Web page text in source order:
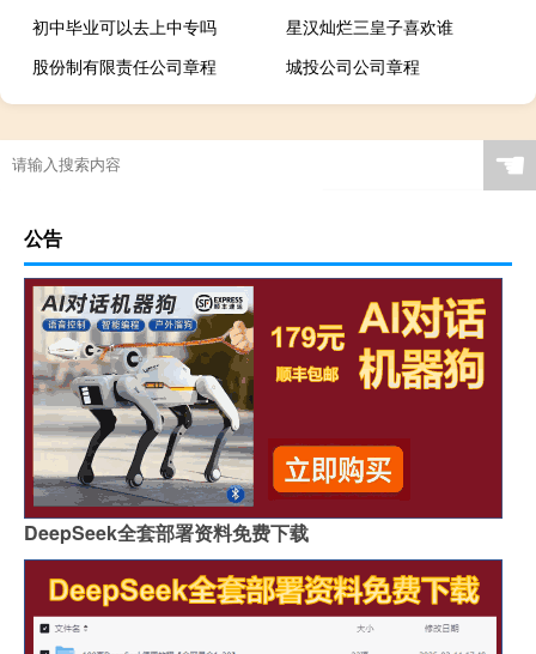
初中毕业可以去上中专吗
星汉灿烂三皇子喜欢谁
股份制有限责任公司章程
城投公司公司章程
☚
公告
DeepSeek全套部署资料免费下载